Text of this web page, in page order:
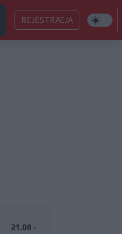
REJESTRACJA
21.08 -